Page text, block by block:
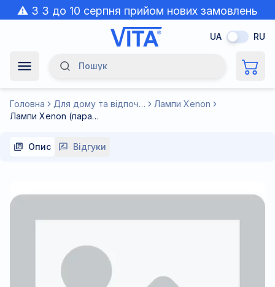
⚠️ З 3 до 10 серпня прийом нових замовлень
призупинено через спеку.
UA RU
Пошук
Головна Для дому та відпочинку
Лампи Xenon
Лампи Xenon (пара) H3 6000K (запасні)
Опис Відгуки